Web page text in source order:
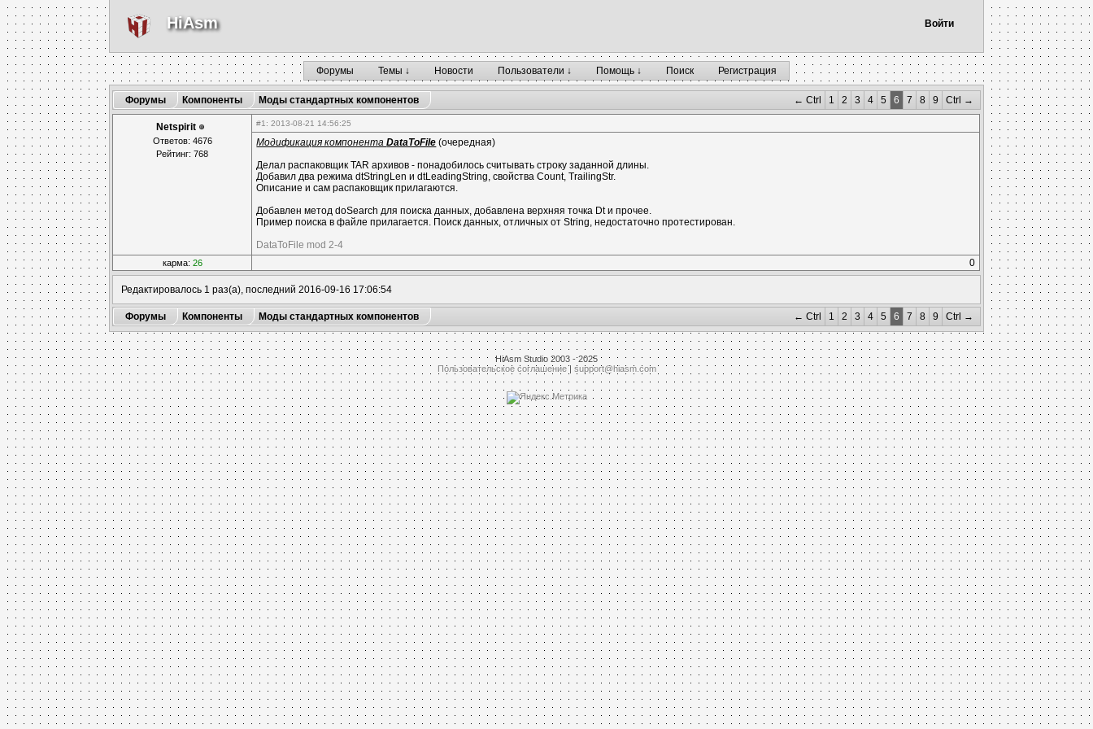
HiAsm Войти
Форумы Темы ↓ Новости Пользователи ↓ Помощь ↓ Поиск Регистрация
Форумы Компоненты Моды стандартных компонентов ← Ctrl 1 2 3 4 5 6 7 8 9 Ctrl →
Netspirit
Ответов: 4676
Рейтинг: 768
#1 : 2013-08-21 14:56:25
Модификация компонентаDataToFile (очередная)
Делал распаковщик TAR архивов - понадобилось считывать строку заданной длины.
Добавил два режима dtStringLen и dtLeadingString, свойства Count, TrailingStr.
Описание и сам распаковщик прилагаются.
Добавлен метод doSearch для поиска данных, добавлена верхняя точка Dt и прочее.
Пример поиска в файле прилагается. Поиск данных, отличных от String, недостаточно протестирован.
DataToFile mod 2-4
карма: 26 0
Редактировалось 1 раз(а), последний 2016-09-16 17:06:54
Форумы Компоненты Моды стандартных компонентов ← Ctrl 1 2 3 4 5 6 7 8 9 Ctrl →
HiAsm Studio 2003 - 2025
Пользовательское соглашение| support@hiasm.com